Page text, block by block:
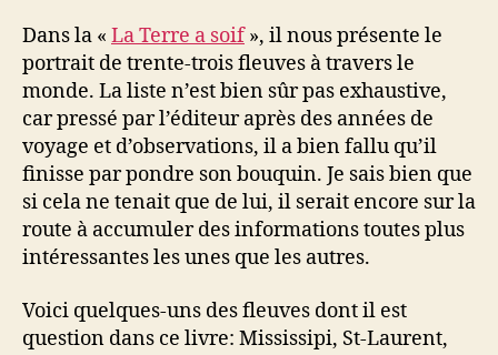
Dans la « La Terre a soif», il nous présente le
portrait de trente-trois fleuves à travers le
monde. La liste n’est bien sûr pas exhaustive,
car pressé par l’éditeur après des années de
voyage et d’observations, il a bien fallu qu’il
finisse par pondre son bouquin. Je sais bien que
si cela ne tenait que de lui, il serait encore sur la
route à accumuler des informations toutes plus
intéressantes les unes que les autres.
Voici quelques-uns des fleuves dont il est
question dans ce livre: Mississipi, St-Laurent,